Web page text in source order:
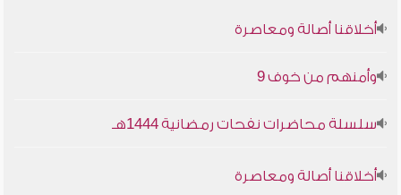
أخلاقنا أصالة ومعاصرة
وأمنهم من خوف 9
أخلاقنا أصالة ومعاصرة